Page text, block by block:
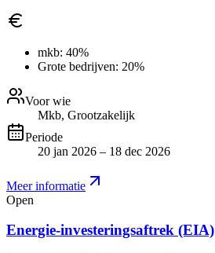
mkb: 40%
Grote bedrijven: 20%
Voor wie
Mkb, Grootzakelijk
Periode
20 jan 2026 – 18 dec 2026
Meer informatie
Open
Energie-investeringsaftrek (EIA)